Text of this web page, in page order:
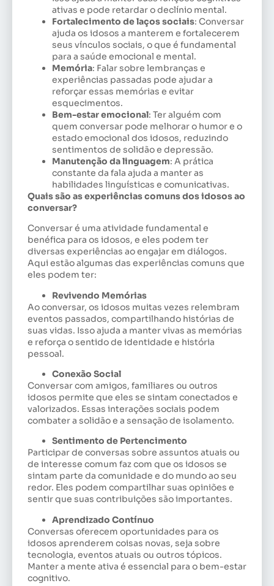
ativas e pode retardar o declínio mental.
Fortalecimento de laços sociais: Conversar
ajuda os idosos a manterem e fortalecerem
seus vínculos sociais, o que é fundamental
para a saúde emocional e mental.
Memória: Falar sobre lembranças e
experiências passadas pode ajudar a
reforçar essas memórias e evitar
esquecimentos.
Bem-estar emocional: Ter alguém com
quem conversar pode melhorar o humor e o
estado emocional dos idosos, reduzindo
sentimentos de solidão e depressão.
Manutenção da linguagem: A prática
constante da fala ajuda a manter as
habilidades linguísticas e comunicativas.
Quais são as experiências comuns dos idosos ao
conversar?
Conversar é uma atividade fundamental e
benéfica para os idosos, e eles podem ter
diversas experiências ao engajar em diálogos.
Aqui estão algumas das experiências comuns que
eles podem ter:
Revivendo Memórias
Ao conversar, os idosos muitas vezes relembram
eventos passados, compartilhando histórias de
suas vidas. Isso ajuda a manter vivas as memórias
e reforça o sentido de identidade e história
pessoal.
Conexão Social
Conversar com amigos, familiares ou outros
idosos permite que eles se sintam conectados e
valorizados. Essas interações sociais podem
combater a solidão e a sensação de isolamento.
Sentimento de Pertencimento
Participar de conversas sobre assuntos atuais ou
de interesse comum faz com que os idosos se
sintam parte da comunidade e do mundo ao seu
redor. Eles podem compartilhar suas opiniões e
sentir que suas contribuições são importantes.
Aprendizado Contínuo
Conversas oferecem oportunidades para os
idosos aprenderem coisas novas, seja sobre
tecnologia, eventos atuais ou outros tópicos.
Manter a mente ativa é essencial para o bem-estar
cognitivo.